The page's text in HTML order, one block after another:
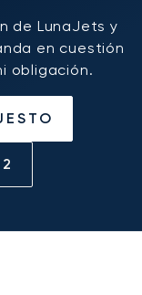
de LunaJets y
en cuestión
obligación.